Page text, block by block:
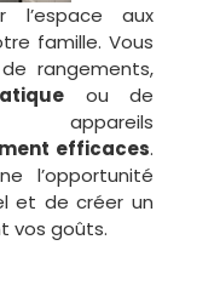
l’espace aux
famille. Vous
rangements,
ou de
efficaces.
l’opportunité
et de créer un
vos goûts.